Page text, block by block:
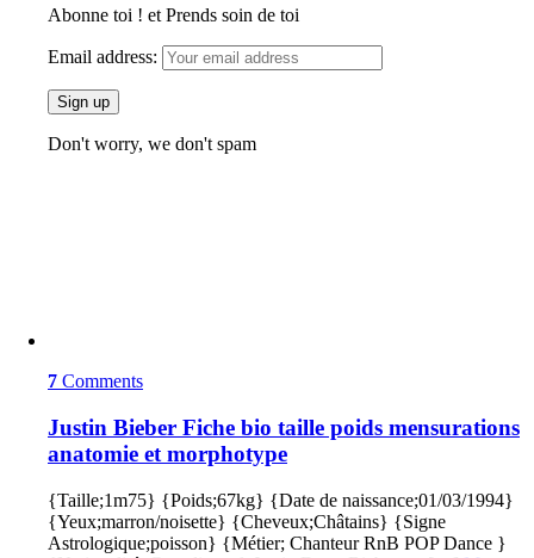
Abonne toi ! et Prends soin de toi
Email address:
Don't worry, we don't spam
7 Comments
Justin Bieber Fiche bio taille poids mensurations
anatomie et morphotype
{Taille;1m75} {Poids;67kg} {Date de naissance;01/03/1994}
{Yeux;marron/noisette} {Cheveux;Châtains} {Signe
Astrologique;poisson} {Métier; Chanteur RnB POP Dance }